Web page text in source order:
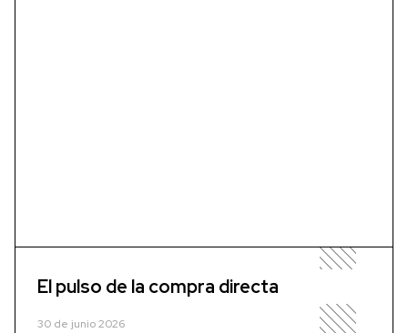
El pulso de la compra directa
30 de junio 2026